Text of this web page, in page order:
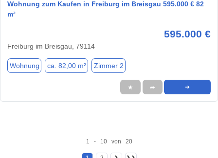
Wohnung zum Kaufen in Freiburg im Breisgau 595.000 € 82
m²
595.000 €
Freiburg im Breisgau, 79114
Wohnung ca. 82,00 m² Zimmer 2
★ ➦ ➜
1 - 10 von 20